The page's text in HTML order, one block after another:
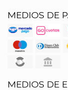
MEDIOS DE
MEDIOS DE